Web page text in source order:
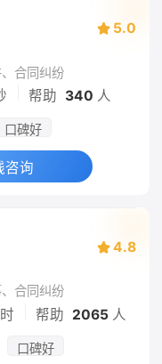
5.0
合同纠纷
帮助 340 人
口碑好
咨询
4.8
合同纠纷
帮助 2065人
口碑好